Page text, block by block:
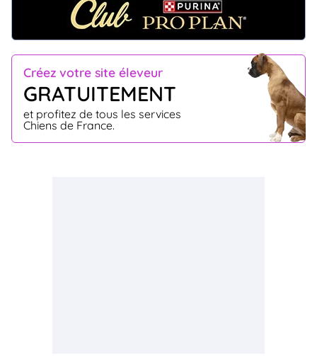
Créez votre site éleveur
GRATUITEMENT
et profitez de tous les services
Chiens de France.